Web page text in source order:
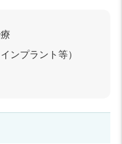
ンプラント等）